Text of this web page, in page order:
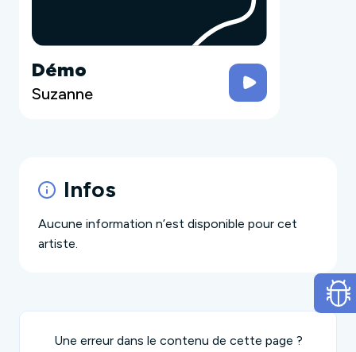
Démo
Suzanne
Infos
Aucune information n’est disponible pour cet
artiste.
Une erreur dans le contenu de cette page ?